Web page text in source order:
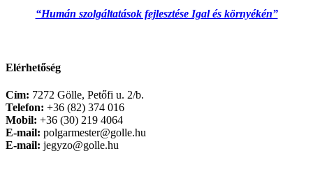
“Humán szolgáltatások fejlesztése Igal és környékén”
Elérhetőség
Cím: 7272 Gölle, Petőfi u. 2/b.
Telefon: +36 (82) 374 016
Mobil: +36 (30) 219 4064
E-mail: polgarmester@golle.hu
E-mail: jegyzo@golle.hu